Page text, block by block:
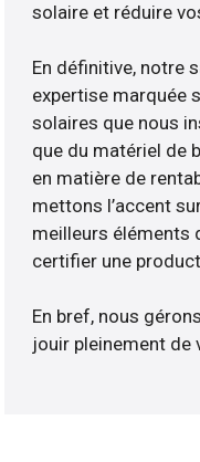
solaire et réduire
En définitive, notre
expertise marquée
solaires que nous
que du matériel de
en matière de
mettons l’accent
meilleurs éléments
certifier une
En bref, nous
jouir pleinement de